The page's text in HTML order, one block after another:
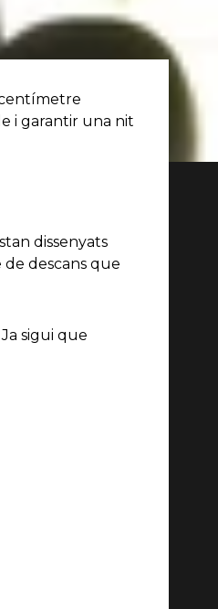
i garantir una nit
dissenyats
descans que
sigui que